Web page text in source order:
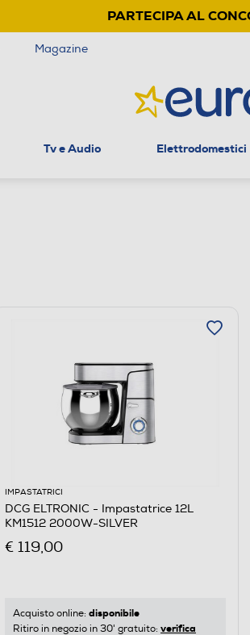
PARTECIPA AL
Magazine
Tv e Audio Elettrodomestici
IMPASTATRICI
DCG ELTRONIC - Impastatrice 12L
KM1512 2000W-SILVER
€ 119,00
Acquisto online: disponibile
Ritiro in negozio in 30' gratuito: verifica